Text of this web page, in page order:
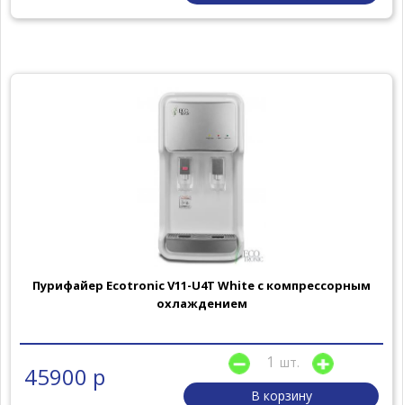
Пурифайер Ecotronic V11-U4T White с компрессорным
охлаждением
45900 р
шт.
В корзину